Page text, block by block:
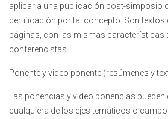
aplicar a una publicación post-simposio
certificación por tal concepto. Son textos
páginas, con las mismas características
conferencistas.
Ponente y video ponente (resúmenes y
Las ponencias y video ponencias pueden
cualquiera de los ejes temáticos o